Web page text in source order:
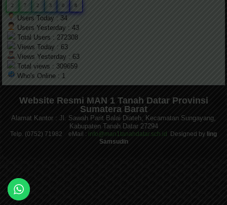
2 7 2 3 0 8
Users Today : 34
Users Yesterday : 43
Total Users : 272308
Views Today : 63
Views Yesterday : 63
Total views : 309659
Who's Online : 1
Website Resmi MAN 1 Tanah Datar Provinsi
Sumatera Barat
Alamat Kantor : Jl. Sawah Parit Balai Diateh, Kecamatan Sungayang,
Kabupaten Tanah Datar 27294
Telp. (0752) 71982 eMail : info@man1tanahdatar.sch.id Designed by Iing
Samsudin